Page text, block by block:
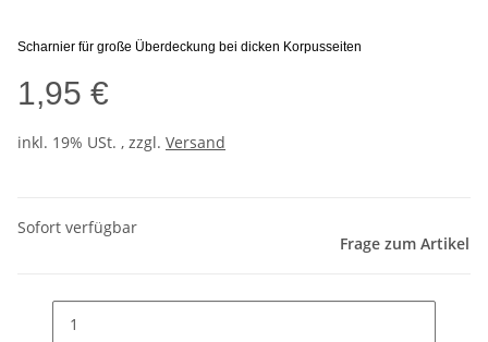
Scharnier für große Überdeckung bei dicken Korpusseiten
1,95 €
inkl. 19% USt. , zzgl. Versand
Sofort verfügbar
Frage zum Artikel